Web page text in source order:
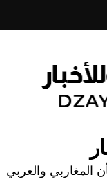
المغاربي والعربي